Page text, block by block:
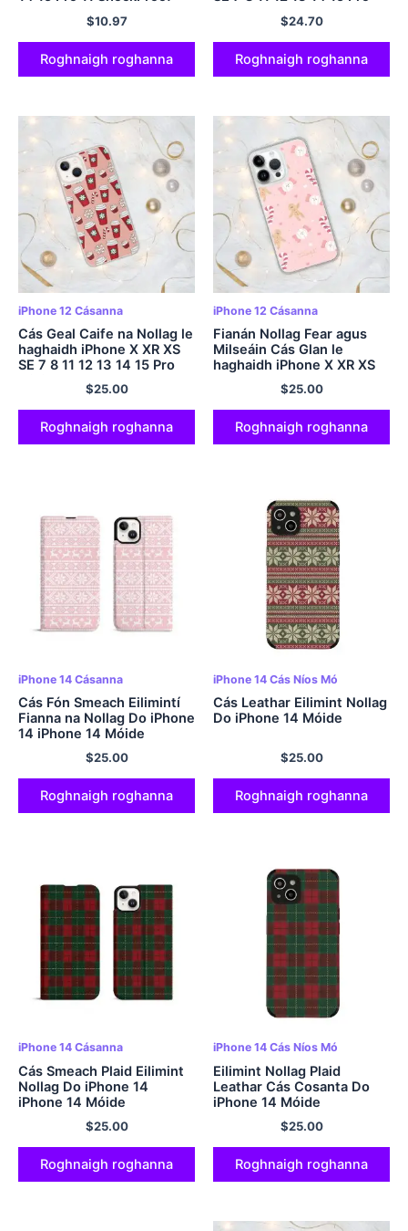
Bumper Silicone Mars
Astronaut Bunús Clúdach
Fón Cúil Bog
$10.97
Roghnaigh roghanna
Mini Plus Pro Max
$24.70
Roghnaigh roghanna
iPhone 12 Cásanna
Cás Geal Caife na Nollag le
haghaidh iPhone X XR XS
SE 7 8 11 12 13 14 15 Pro
Mini Plus Pro Max
$25.00
Roghnaigh roghanna
iPhone 12 Cásanna
Fianán Nollag Fear agus
Milseáin Cás Glan le
haghaidh iPhone X XR XS
SE 7 8 11 12 13 14 15 Pro
Mini Plus Pro Max
$25.00
Roghnaigh roghanna
iPhone 14 Cásanna
Cás Fón Smeach Eilimintí
Fianna na Nollag Do iPhone
14 iPhone 14 Móide
$25.00
Roghnaigh roghanna
iPhone 14 Cás Níos Mó
Cás Leathar Eilimint Nollag
Do iPhone 14 Móide
$25.00
Roghnaigh roghanna
iPhone 14 Cásanna
Cás Smeach Plaid Eilimint
Nollag Do iPhone 14
iPhone 14 Móide
$25.00
Roghnaigh roghanna
iPhone 14 Cás Níos Mó
Eilimint Nollag Plaid
Leathar Cás Cosanta Do
iPhone 14 Móide
$25.00
Roghnaigh roghanna